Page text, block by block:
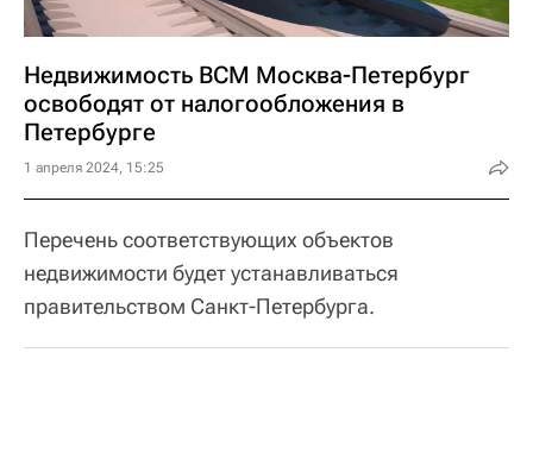
Недвижимость ВСМ Москва-Петербург
освободят от налогообложения в
Петербурге
1 апреля 2024, 15:25
Перечень соответствующих объектов
недвижимости будет устанавливаться
правительством Санкт-Петербурга.